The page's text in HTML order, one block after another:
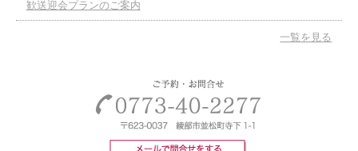
歓送迎会プランのご案内
一覧を見る